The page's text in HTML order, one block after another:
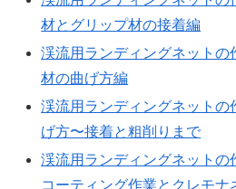
材とグリップ材の接着編
渓流用ランディングネットの
材の曲げ方編
渓流用ランディングネットの
げ方〜接着と粗削りまで
渓流用ランディングネットの
コーティング作業とクレモナ